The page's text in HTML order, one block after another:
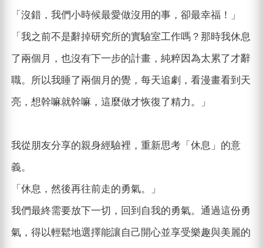
「沒錯，我們小時候最愛做沒用的事，卻最幸福！」
「我之前不是辭掉研究所的實驗室工作嗎？那時我休息
了兩個月，也沒有下一步的計畫，純粹因為太累了才辭
職。所以我睡了兩個月的覺，每天追劇，看漫畫看到天
亮，想幹嘛就幹嘛，這麼做才恢復了精力。」
我從朋友分享的親身經驗裡，重新思考「休息」的意
義。
「休息，然後再往前走的勇氣。」
我們最終需要放下一切，回到自我的勇氣。通過這份勇
氣，得以輕鬆地選擇能讓自己開心並享受樂趣與美麗的